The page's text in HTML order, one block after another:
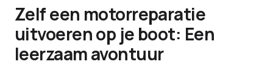
Zelf een motorreparatie
uitvoeren op je boot: Een
leerzaam avontuur